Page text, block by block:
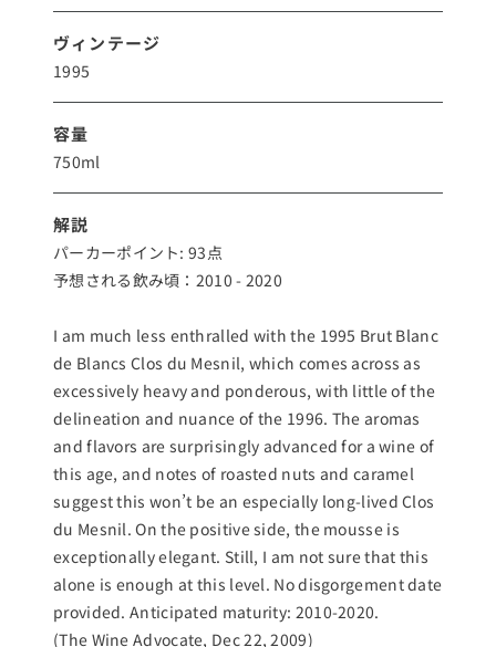
ヴィンテージ
1995
容量
750ml
解説
パーカーポイント: 93点
予想される飲み頃：2010 - 2020
I am much less enthralled with the 1995 Brut Blanc
de Blancs Clos du Mesnil, which comes across as
excessively heavy and ponderous, with little of the
delineation and nuance of the 1996. The aromas
and flavors are surprisingly advanced for a wine of
this age, and notes of roasted nuts and caramel
suggest this won’t be an especially long-lived Clos
du Mesnil. On the positive side, the mousse is
exceptionally elegant. Still, I am not sure that this
alone is enough at this level. No disgorgement date
provided. Anticipated maturity: 2010-2020.
(The Wine Advocate, Dec 22, 2009)